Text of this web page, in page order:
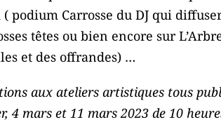
( podium Carrosse du DJ qui
têtes ou bien encore sur
et des offrandes) …
aux ateliers artistiques tous
4 mars et 11 mars 2023 de 10